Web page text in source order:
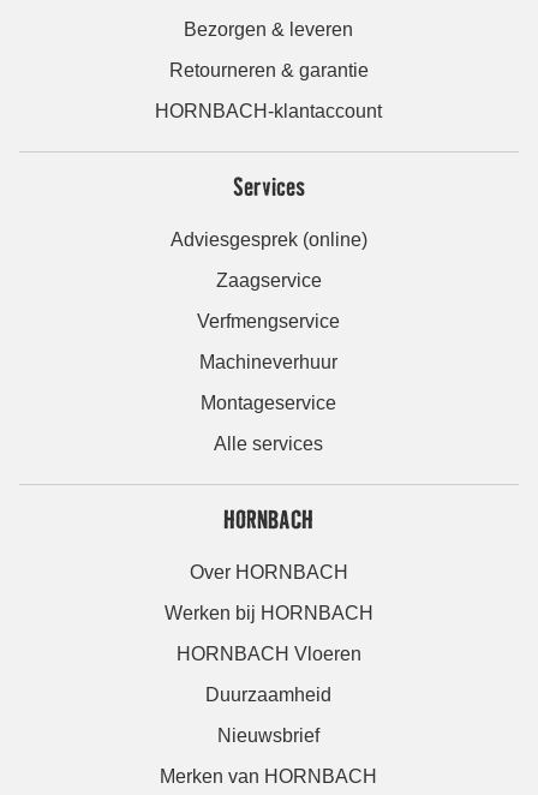
Bezorgen & leveren
Retourneren & garantie
HORNBACH-klantaccount
Services
Adviesgesprek (online)
Zaagservice
Verfmengservice
Machineverhuur
Montageservice
Alle services
HORNBACH
Over HORNBACH
Werken bij HORNBACH
HORNBACH Vloeren
Duurzaamheid
Nieuwsbrief
Merken van HORNBACH